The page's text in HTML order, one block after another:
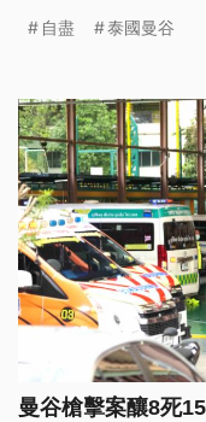
自盡 泰國曼谷
曼谷槍擊案釀8死